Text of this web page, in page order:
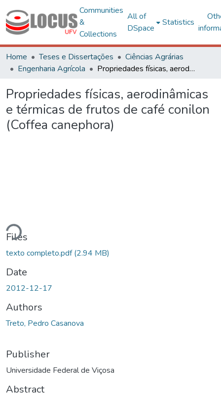
Communities
&
Collections
All of
DSpace
Statistics
Home Teses e Dissertações
Ciências Agrárias
Engenharia Agrícola
Propriedades físicas, aerodinâmicas e térmicas de frutos de café conilon (Coffea canephora)
Propriedades físicas, aerodinâmicas
e térmicas de frutos de café conilon
(Coffea canephora)
Loading...
Files
texto completo.pdf(2.94 MB)
Date
2012-12-17
Authors
Treto, Pedro Casanova
Publisher
Universidade Federal de Viçosa
Abstract